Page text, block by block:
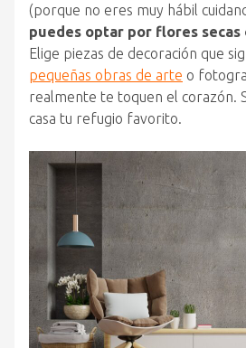
(porque no eres muy hábil
puedes optar por flores secas
Elige piezas de decoración que
pequeñas obras de arte o
realmente te toquen el corazón.
casa tu refugio favorito.